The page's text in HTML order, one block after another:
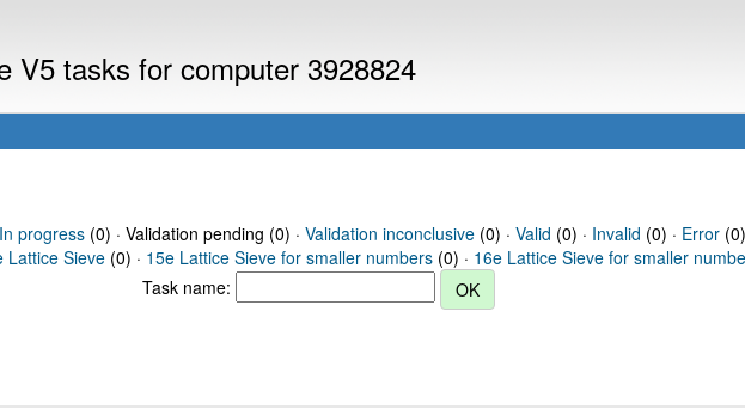
V5 tasks for computer 3928824
In progress(0) · Validation pending (0) · Validation inconclusive(0) · Valid (0) · Invalid (0) · Error(0)
Lattice Sieve (0) · 15e Lattice Sieve for smaller numbers (0) · 16e Lattice Sieve for smaller
Task name: